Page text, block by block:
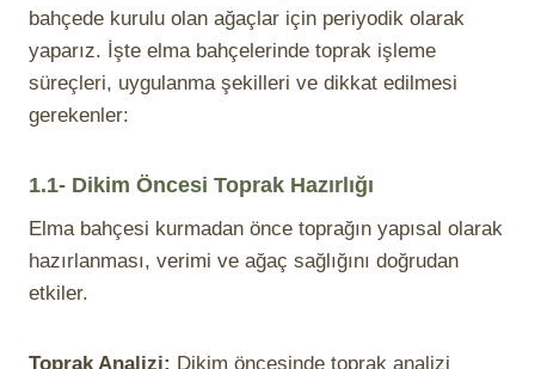
bahçede kurulu olan ağaçlar için periyodik olarak
yaparız. İşte elma bahçelerinde toprak işleme
süreçleri, uygulanma şekilleri ve dikkat edilmesi
gerekenler:
1.1- Dikim Öncesi Toprak Hazırlığı
Elma bahçesi kurmadan önce toprağın yapısal olarak
hazırlanması, verimi ve ağaç sağlığını doğrudan
etkiler.
Toprak Analizi: Dikim öncesinde toprak analizi